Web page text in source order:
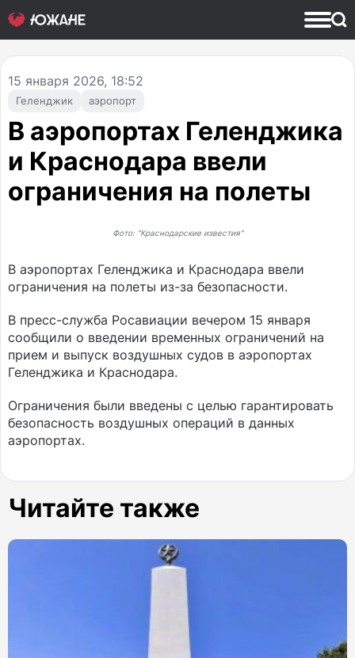
Геленджик аэропорт
15 января 2026, 18:52
В аэропортах Геленджика
и Краснодара ввели
ограничения на полеты
Фото: "Краснодарские известия"
В аэропортах Геленджика и Краснодара ввели
ограничения на полеты из-за безопасности.
В пресс-служба Росавиации вечером 15 января
сообщили о введении временных ограничений на
прием и выпуск воздушных судов в аэропортах
Геленджика и Краснодара.
Ограничения были введены с целью гарантировать
безопасность воздушных операций в данных
аэропортах.
Читайте также